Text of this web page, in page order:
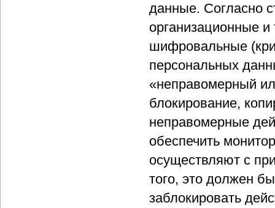
данные. Согласно
организационные
шифровальные
персональных
«неправомерный
блокирование,
неправомерные
обеспечить
осуществляют с
того, это должен
заблокировать